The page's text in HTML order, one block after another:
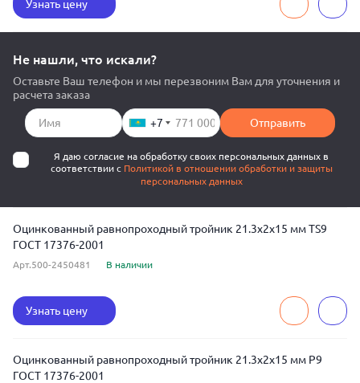
Узнать цену
Не нашли, что искали?
Оставьте Ваш телефон и мы перезвоним Вам для уточнения и
расчета заказа
+7 Отправить
Я даю согласие на обработку своих персональных данных в
соответствии с Политикой в отношении обработки и защиты
персональных данных
Оцинкованный равнопроходный тройник 21.3x2x15 мм TS9
ГОСТ 17376-2001
Арт.500-2450481 В наличии
Узнать цену
Оцинкованный равнопроходный тройник 21.3x2x15 мм Р9
ГОСТ 17376-2001